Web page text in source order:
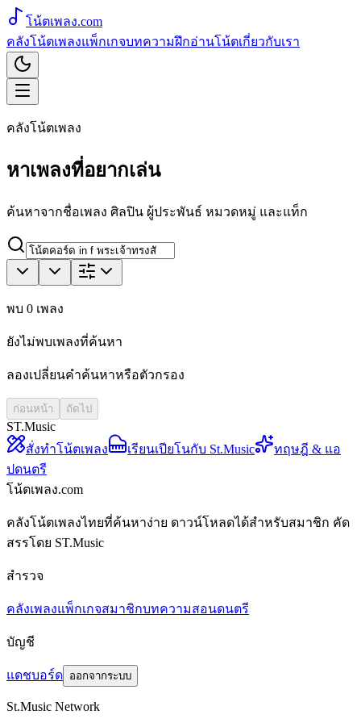
โน้ตเพลง.com
คลังโน้ตเพลงแพ็กเกจบทความฝึกอ่านโน้ตเกี่ยวกับเรา
คลังโน้ตเพลง
หาเพลงที่อยากเล่น
ค้นหาจากชื่อเพลง ศิลปิน ผู้ประพันธ์ หมวดหมู่ และแท็ก
พบ 0 เพลง
ยังไม่พบเพลงที่ค้นหา
ลองเปลี่ยนคำค้นหาหรือตัวกรอง
ก่อนหน้า ถัดไป
ST.Music
สั่งทำโน้ตเพลง
เรียนเปียโนกับ St.Music
ทฤษฎี & แอ
ปดนตรี
โน้ตเพลง.com
คลังโน้ตเพลงไทยที่ค้นหาง่าย ดาวน์โหลดได้สำหรับสมาชิก คัด
สรรโดย ST.Music
สำรวจ
คลังเพลงแพ็กเกจสมาชิกบทความสอนดนตรี
บัญชี
แดชบอร์ด ออกจากระบบ
St.Music Network